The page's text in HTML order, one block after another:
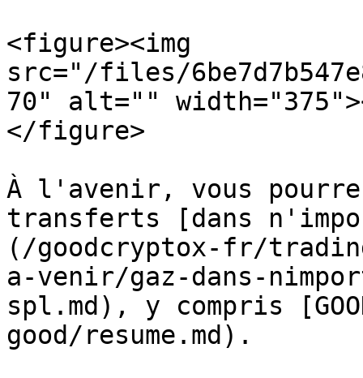
<figure><img
src="/files/
70" alt=""
</figure>
À l'avenir, vous
transferts [dans
(/goodcryptox-fr/
a-venir/gaz-dans-
spl.md), y compris
good/resume.md).